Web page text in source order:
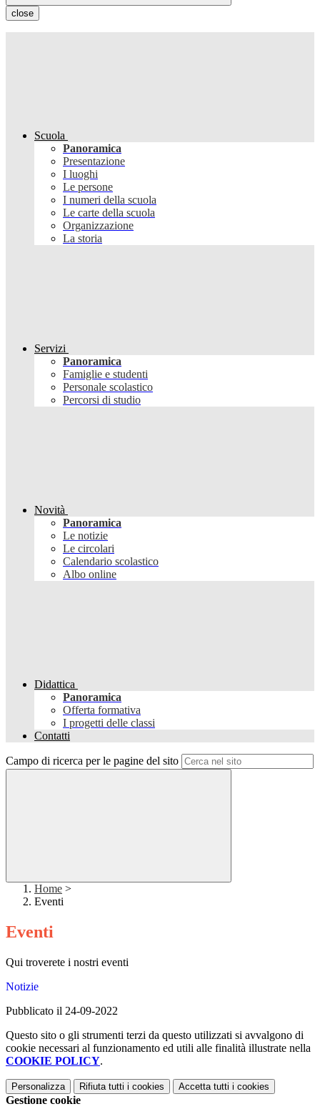
close
Scuola
Panoramica
Presentazione
I luoghi
Le persone
I numeri della scuola
Le carte della scuola
Organizzazione
La storia
Servizi
Panoramica
Famiglie e studenti
Personale scolastico
Percorsi di studio
Novità
Panoramica
Le notizie
Le circolari
Calendario scolastico
Albo online
Didattica
Panoramica
Offerta formativa
I progetti delle classi
Contatti
Campo di ricerca per le pagine del sito
Home >
Eventi
Eventi
Qui troverete i nostri eventi
Notizie
Pubblicato il 24-09-2022
Questo sito o gli strumenti terzi da questo utilizzati si avvalgono di
cookie necessari al funzionamento ed utili alle finalità illustrate nella
COOKIE POLICY.
Personalizza Rifiuta tutti i cookies Accetta tutti i cookies
Gestione cookie